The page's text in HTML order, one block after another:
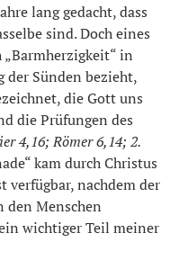
lang gedacht, dass
sind. Doch eines
„Barmherzigkeit“ in
der Sünden bezieht,
die Gott uns
die Prüfungen des
4,16; Römer 6,14; 2.
kam durch Christus
verfügbar, nachdem der
den Menschen
wichtiger Teil meiner